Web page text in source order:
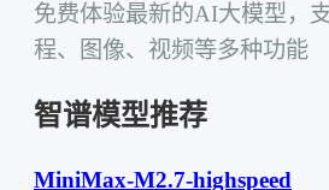
免费体验最新的AI大模型，
程、图像、视频等多种功能
智谱模型推荐
MiniMax-M2.7-highspeed